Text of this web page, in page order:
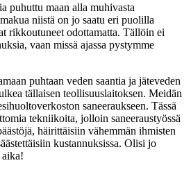
puhuttu maan alla muhivasta
niistä on jo saatu eri puolilla
rikkoutuneet odottamatta. Tällöin ei
vaan missä ajassa pystymme
puhtaan veden saantia ja jäteveden
tällaisen teollisuuslaitoksen. Meidän
saneeraukseen. Tässä
tekniikoita, jolloin saneeraustyössä
häirittäisiin vähemmän ihmisten
kustannuksissa. Olisi jo